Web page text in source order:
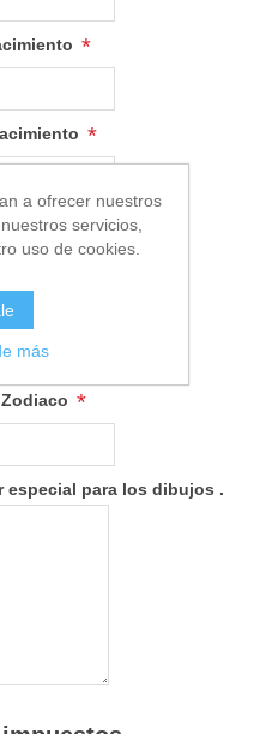
*
*
nacer*
*
especial para los dibujos .
a ofrecer nuestros
servicios,
uso de cookies.
más